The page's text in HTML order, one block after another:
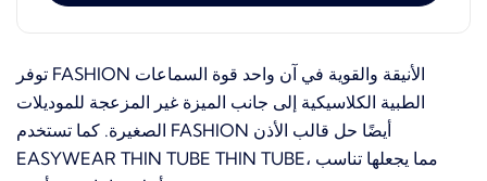
توفر FASHION الأنيقة والقوية في آن واحد قوة السماعات
الطبية الكلاسيكية إلى جانب الميزة غير المزعجة للموديلات
الصغيرة. كما تستخدم FASHION أيضًا حل قالب الأذن
EASYWEAR THIN TUBE THIN TUBE، مما يجعلها تناسب